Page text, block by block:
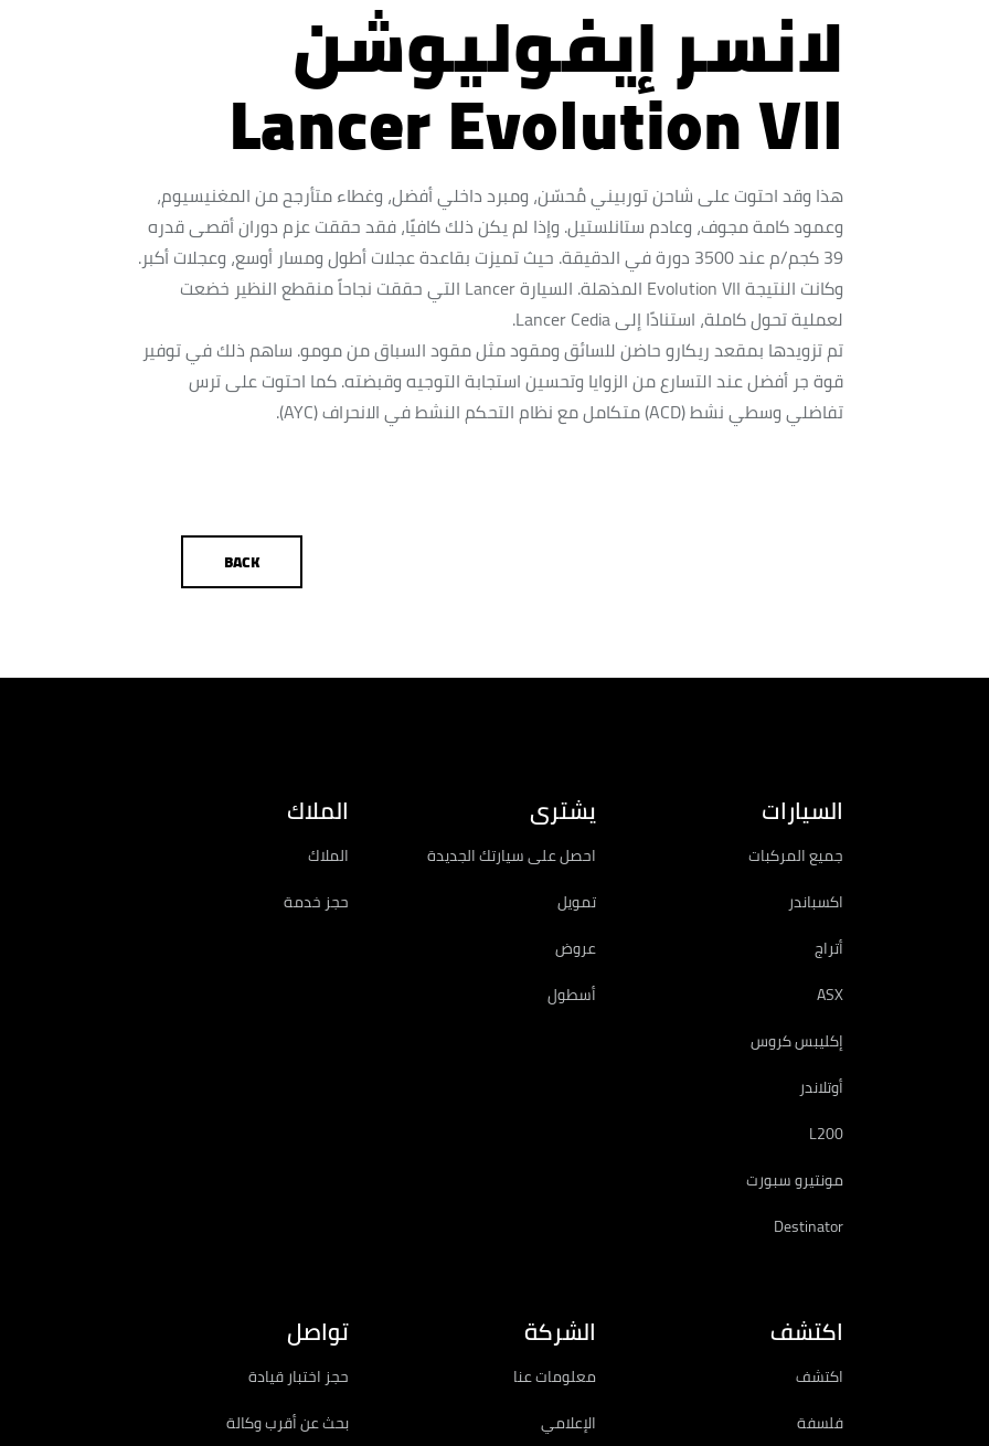
لانسر إيفوليوشن
Lancer Evolution Vll
هذا وقد احتوت على شاحن توربيني مُحسّن، ومبرد داخلي أفضل، وغطاء متأرجح من المغنيسيوم،
وعمود كامة مجوف، وعادم ستانلستيل. وإذا لم يكن ذلك كافيًا، فقد حققت عزم دوران أقصى قدره
39 كجم/م عند 3500 دورة في الدقيقة. حيث تميزت بقاعدة عجلات أطول ومسار أوسع، وعجلات أكبر.
وكانت النتيجة Evolution VII المذهلة. السيارة Lancer التي حققت نجاحاً منقطع النظير خضعت
لعملية تحول كاملة، استنادًا إلى Lancer Cedia.
تم تزويدها بمقعد ريكارو حاضن للسائق ومقود مثل مقود السباق من مومو. ساهم ذلك في توفير
قوة جر أفضل عند التسارع من الزوايا وتحسين استجابة التوجيه وقبضته. كما احتوت على ترس
تفاضلي وسطي نشط (ACD) متكامل مع نظام التحكم النشط في الانحراف (AYC).
BACK
السيارات
جميع المركبات
اكسباندر
أتراج
ASX
إكليبس كروس
أوتلاندر
L200
مونتيرو سبورت
Destinator
يشترى
احصل على سيارتك الجديدة
تمويل
عروض
أسطول
الملاك
الملاك
حجز خدمة
اكتشف
اكتشف
فلسفة
الشركة
معلومات عنا
الإعلامي
تواصل
حجز اختبار قيادة
بحث عن أقرب وكالة